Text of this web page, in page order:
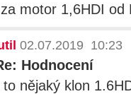
motor 1,6HDI od
02.07.2019 10:23
Hodnocení
nějaký klon